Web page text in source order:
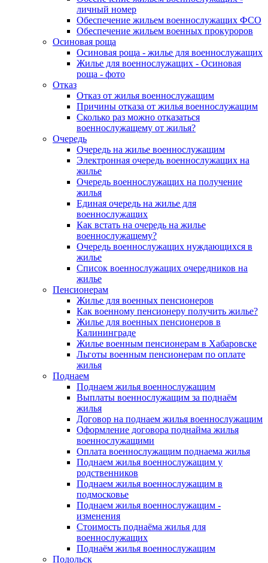
личный номер
Обеспечение жильем военнослужащих ФСО
Обеспечение жильем военных прокуроров
Осиновая роща
Осиновая роща - жилье для военнослужащих
Жилье для военнослужащих - Осиновая
роща - фото
Отказ
Отказ от жилья военнослужащим
Причины отказа от жилья военнослужащим
Сколько раз можно отказаться
военнослужащему от жилья?
Очередь
Очередь на жилье военнослужащим
Электронная очередь военнослужащих на
жилье
Очередь военнослужащих на получение
жилья
Единая очередь на жилье для
военнослужащих
Как встать на очередь на жилье
военнослужащему?
Очередь военнослужащих нуждающихся в
жилье
Список военнослужащих очередников на
жилье
Пенсионерам
Жилье для военных пенсионеров
Как военному пенсионеру получить жилье?
Жилье для военных пенсионеров в
Калининграде
Жилье военным пенсионерам в Хабаровске
Льготы военным пенсионерам по оплате
жилья
Поднаем
Поднаем жилья военнослужащим
Выплаты военнослужащим за поднаём
жилья
Договор на поднаем жилья военнослужащим
Оформление договора поднайма жилья
военнослужащими
Оплата военнослужащим поднаема жилья
Поднаем жилья военнослужащим у
родственников
Поднаем жилья военнослужащим в
подмосковье
Поднаем жилья военнослужащим -
изменения
Стоимость поднаёма жилья для
военнослужащих
Поднаём жилья военнослужащим
Подольск